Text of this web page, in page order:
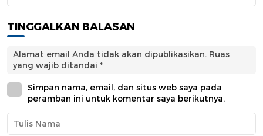
TINGGALKAN BALASAN
Alamat email Anda tidak akan dipublikasikan. Ruas
yang wajib ditandai *
Simpan nama, email, dan situs web saya pada
peramban ini untuk komentar saya berikutnya.